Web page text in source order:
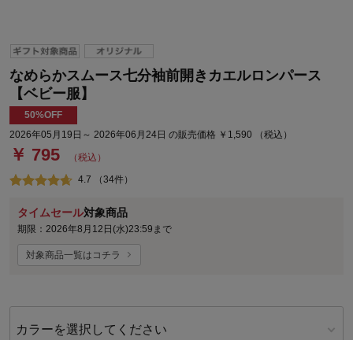
なめらかスムース七分袖前開きカエルロンパース
【ベビー服】
50%OFF
2026年05月19日～ 2026年06月24日 の販売価格 ￥1,590 （税込）
￥ 795 （税込）
4.7 （34件）
タイムセール対象商品
期限：2026年8月12日(水)23:59まで
対象商品一覧はコチラ
カラーを選択してください